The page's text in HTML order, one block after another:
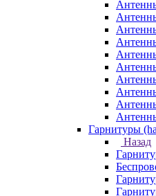
Гарнитуры
Назад